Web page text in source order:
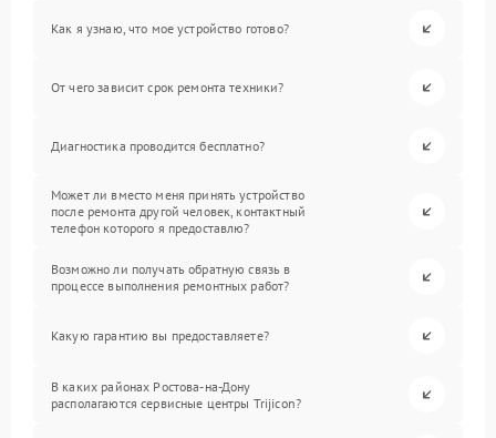
Как я узнаю, что мое устройство готово?
От чего зависит срок ремонта техники?
Диагностика проводится бесплатно?
Может ли вместо меня принять устройство
после ремонта другой человек, контактный
телефон которого я предоставлю?
Возможно ли получать обратную связь в
процессе выполнения ремонтных работ?
Какую гарантию вы предоставляете?
В каких районах Ростова-на-Дону
располагаются сервисные центры Trijicon?